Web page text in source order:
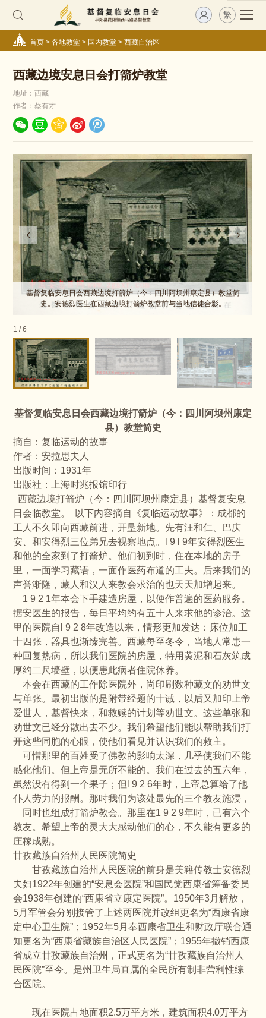
繁
首页> 各地教堂> 国内教堂> 西藏自治区
西藏边境安息日会打箭炉教堂
地址：西藏
作者：蔡有才
基督复临安息日会西藏边境打箭炉（今：四川阿坝州康定县）教堂简
史。安德烈医生在西藏边境打箭炉教堂前与当地信徒合影。
1 /6
基督复临安息日会西藏边境打箭炉（今：四川阿坝州康定
县）教堂简史
摘自：复临运动的故事
作者：安拉思夫人
出版时间：1931年
出版社：上海时兆报馆印行
西藏边境打箭炉（今：四川阿坝州康定县）基督复安息
日会临教堂。 以下内容摘自《复临运动故事》：成都的
工人不久即向西藏前进，开垦新地。先有汪和仁、巴庆
安、和安得烈三位弟兄去视察地点。l 9 l 9年安得烈医生
和他的全家到了打箭炉。他们初到时，住在本地的房子
里，一面学习藏语，一面作医药布道的工夫。后来我们的
声誉渐隆，藏人和汉人来教会求治的也天天加增起来。
1 9 2 1年本会下手建造房屋，以便作普遍的医药服务。
据安医生的报告，每日平均约有五十人来求他的诊治。这
里的医院自l 9 2 8年改造以来，情形更加发达：床位加工
十四张，器具也渐臻完善。西藏每至冬令，当地人常患一
种回复热病，所以我们医院的房屋，特用黄泥和石灰筑成
厚约二尺墙壁，以便患此病者住院休养。
本会在西藏的工作除医院外，尚印刷数种藏文的劝世文
与单张。最初出版的是附带经题的十诫，以后又加印上帝
爱世人，基督快来，和救赎的计划等劝世文。这些单张和
劝世文已经分散出去不少。我们希望他们能以帮助我们打
开这些同胞的心眼，使他们看见并认识我们的救主。
可惜那里的百姓受了佛教的影响太深，几乎使我们不能
感化他们。但上帝是无所不能的。我们在过去的五六年，
虽然没有得到一个果子；但l 9 2 6年时，上帝总算给了他
仆人劳力的报酬。那时我们为该处最先的三个教友施浸，
同时也组成打箭炉教会。那里在1 9 2 9年时，已有六个
教友。希望上帝的灵大大感动他们的心，不久能有更多的
庄稼成熟。
甘孜藏族自治州人民医院简史
甘孜藏族自治州人民医院的前身是美籍传教士安德烈
夫妇1922年创建的“安息会医院”和国民党西康省筹备委员
会1938年创建的“西康省立康定医院”。1950年3月解放，
5月军管会分别接管了上述两医院并改组更名为“西康省康
定中心卫生院”；1952年5月奉西康省卫生和财政厅联合通
知更名为“西康省藏族自治区人民医院”；1955年撤销西康
省成立甘孜藏族自治州，正式更名为“甘孜藏族自治州人
民医院”至今。是州卫生局直属的全民所有制非营利性综
合医院。
现在医院占地面积2.5万平方米，建筑面积4.0万平方